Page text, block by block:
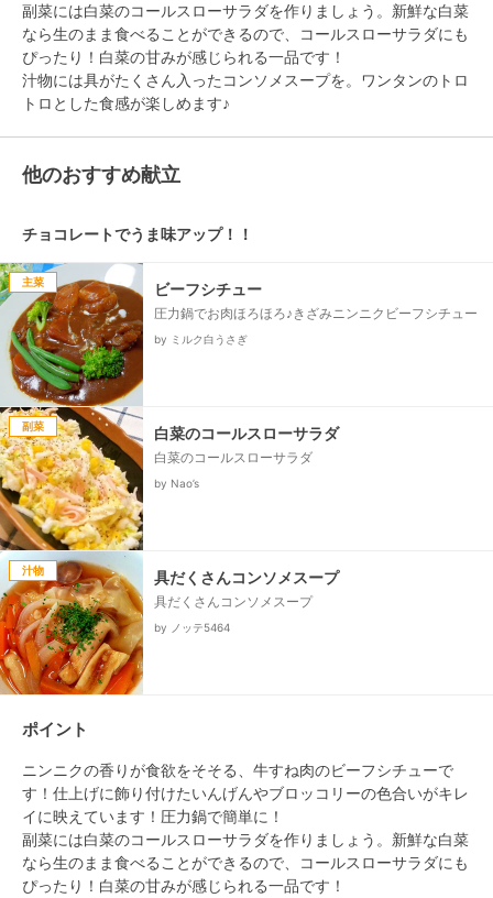
副菜には白菜のコールスローサラダを作りましょう。新鮮な白菜
なら生のまま食べることができるので、コールスローサラダにも
ぴったり！白菜の甘みが感じられる一品です！
汁物には具がたくさん入ったコンソメスープを。ワンタンのトロ
他のおすすめ献立
チョコレートでうま味アップ！！
主菜 ビーフシチュー
圧力鍋でお肉ほろほろ♪きざみニンニクビーフシチュー
by ミルク白うさぎ
副菜 白菜のコールスローサラダ
白菜のコールスローサラダ
by Nao’s
汁物 具だくさんコンソメスープ
具だくさんコンソメスープ
by ノッテ5464
ポイント
ニンニクの香りが食欲をそそる、牛すね肉のビーフシチューで
す！仕上げに飾り付けたいんげんやブロッコリーの色合いがキレ
イに映えています！圧力鍋で簡単に！
副菜には白菜のコールスローサラダを作りましょう。新鮮な白菜
なら生のまま食べることができるので、コールスローサラダにも
ぴったり！白菜の甘みが感じられる一品です！